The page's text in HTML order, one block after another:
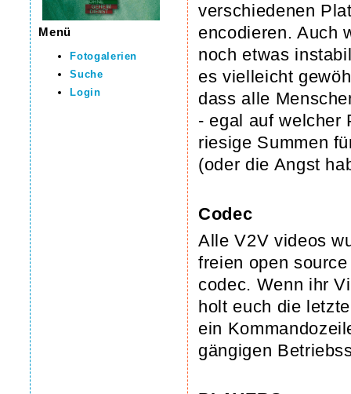
Menü
Fotogalerien
Suche
Login
verschiedenen
encodieren. Auch
noch etwas
es vielleicht
dass alle
- egal auf welcher
riesige Summen
(oder die Angst
Codec
Alle V2V videos
freien open
codec. Wenn ihr
holt euch die
ein
gängigen